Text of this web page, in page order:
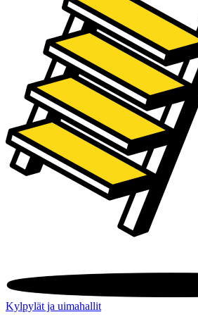
Kylpylät ja uimahallit